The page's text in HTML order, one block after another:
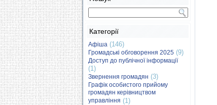
Категорії
Афіша (146)
Громадські обговорення 2025 (9)
Доступ до публічної інформації
(1)
Звернення громадян (3)
Графік особистого прийому
громадян керівництвом
управління (1)